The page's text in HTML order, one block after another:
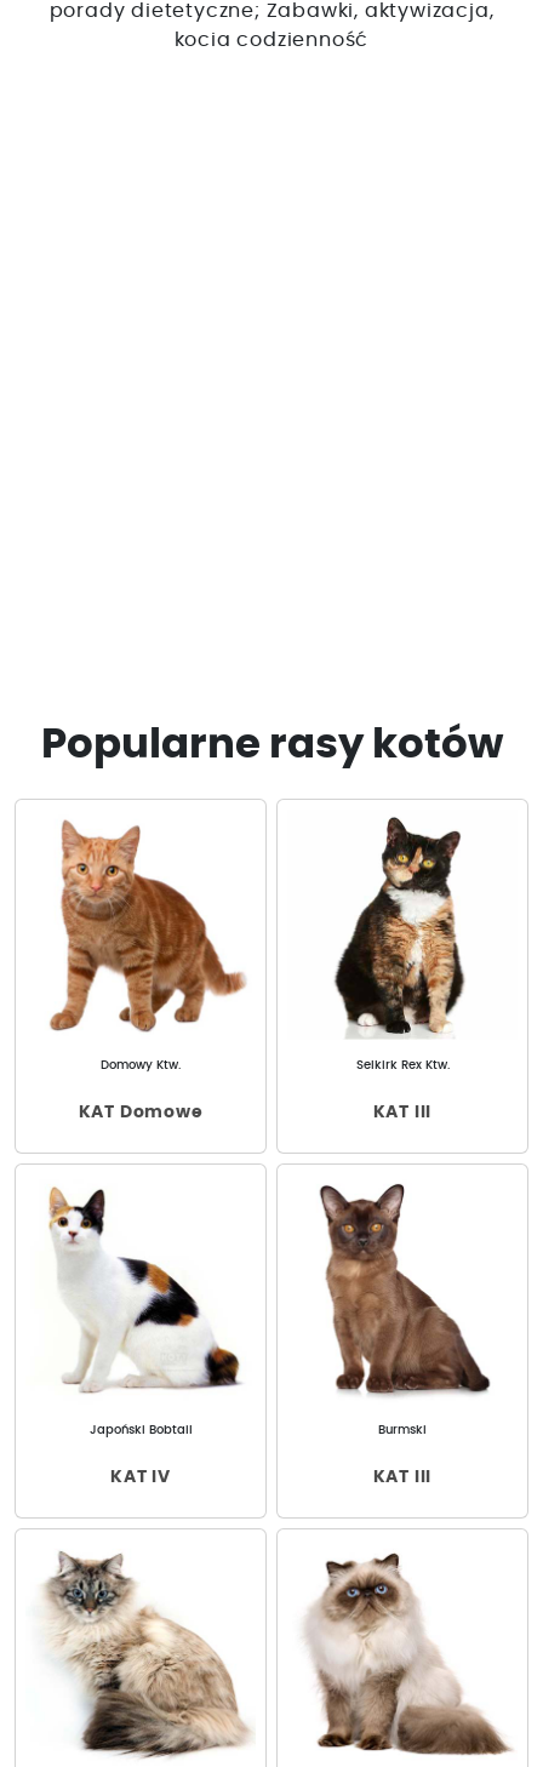
porady dietetyczne; Zabawki, aktywizacja,
kocia codzienność
Popularne rasy kotów
Domowy Ktw.
KAT Domowe
Selkirk Rex Ktw.
KAT III
Japoński Bobtail
KAT IV
Burmski
KAT III